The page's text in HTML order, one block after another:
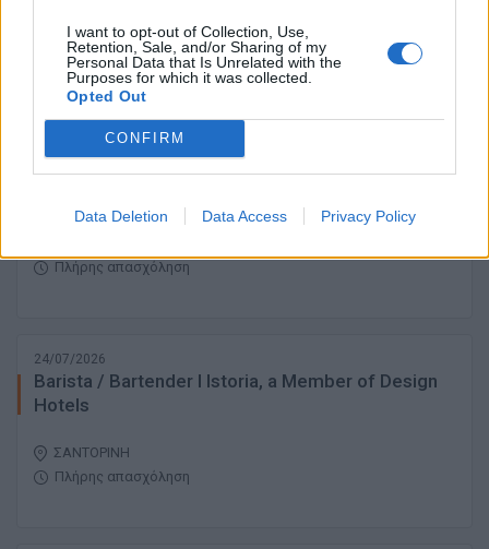
I want to opt-out of Collection, Use,
Retention, Sale, and/or Sharing of my
Personal Data that Is Unrelated with the
Purposes for which it was collected.
Opted Out
CONFIRM
Data Deletion Data Access Privacy Policy
ΣΑΝΤΟΡΙΝΗ
Πλήρης απασχόληση
Assistant Waiter / Waitress | Istoria, a Member of
Πλήρης απασχόληση
24/07/2026
Barista / Bartender I Istoria, a Member of Design
Hotels
ΣΑΝΤΟΡΙΝΗ
Πλήρης απασχόληση